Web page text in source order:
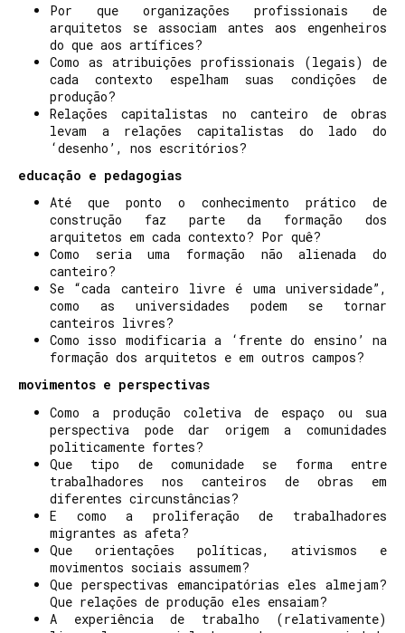
Por que organizações profissionais de
arquitetos se associam antes aos engenheiros
do que aos artífices?
Como as atribuições profissionais (legais) de
cada contexto espelham suas condições de
produção?
Relações capitalistas no canteiro de obras
levam a relações capitalistas do lado do
‘desenho’, nos escritórios?
educação e pedagogias
Até que ponto o conhecimento prático de
construção faz parte da formação dos
arquitetos em cada contexto? Por quê?
Como seria uma formação não alienada do
canteiro?
Se “cada canteiro livre é uma universidade”,
como as universidades podem se tornar
canteiros livres?
Como isso modificaria a ‘frente do ensino’ na
formação dos arquitetos e em outros campos?
movimentos e perspectivas
Como a produção coletiva de espaço ou sua
perspectiva pode dar origem a comunidades
politicamente fortes?
Que tipo de comunidade se forma entre
trabalhadores nos canteiros de obras em
diferentes circunstâncias?
E como a proliferação de trabalhadores
migrantes as afeta?
Que orientações políticas, ativismos e
movimentos sociais assumem?
Que perspectivas emancipatórias eles almejam?
Que relações de produção eles ensaiam?
A experiência de trabalho (relativamente)